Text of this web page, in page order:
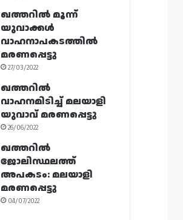
ഖത്തറിൽ മൂന്ന്
യുവാക്കൾ
വാഹനാപകടത്തിൽ
മരണപ്പെട്ടു
27/03/2022
ഖത്തറിൽ
വാഹനമിടിച്ച് മലയാളി
യുവാവ് മരണപ്പെട്ടു
26/06/2022
ഖത്തറിൽ
ജോലിസ്ഥലത്ത്
അപകടം: മലയാളി
മരണപ്പെട്ടു
04/07/2022